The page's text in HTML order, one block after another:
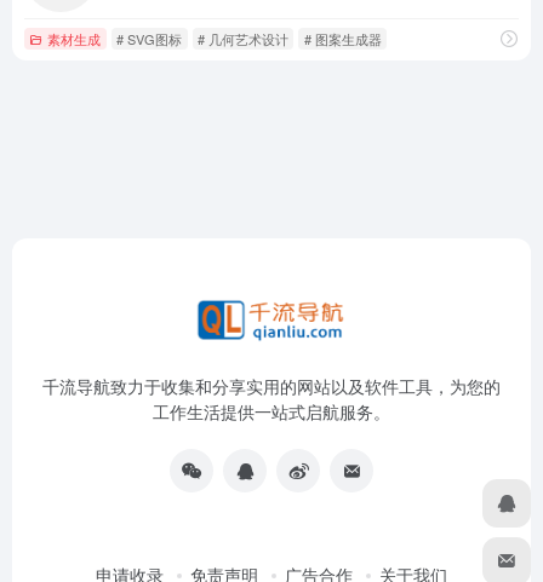
素材生成 # SVG图标 # 几何艺术设计 # 图案生成器
千流导航致力于收集和分享实用的网站以及软件工具，为您的
工作生活提供一站式启航服务。
申请收录 免责声明 广告合作 关于我们